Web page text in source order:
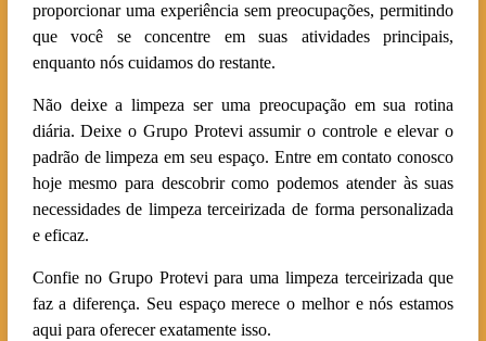
proporcionar uma experiência sem preocupações, permitindo
que você se concentre em suas atividades principais,
enquanto nós cuidamos do restante.
Não deixe a limpeza ser uma preocupação em sua rotina
diária. Deixe o Grupo Protevi assumir o controle e elevar o
padrão de limpeza em seu espaço. Entre em contato conosco
hoje mesmo para descobrir como podemos atender às suas
necessidades de limpeza terceirizada de forma personalizada
e eficaz.
Confie no Grupo Protevi para uma limpeza terceirizada que
faz a diferença. Seu espaço merece o melhor e nós estamos
aqui para oferecer exatamente isso.